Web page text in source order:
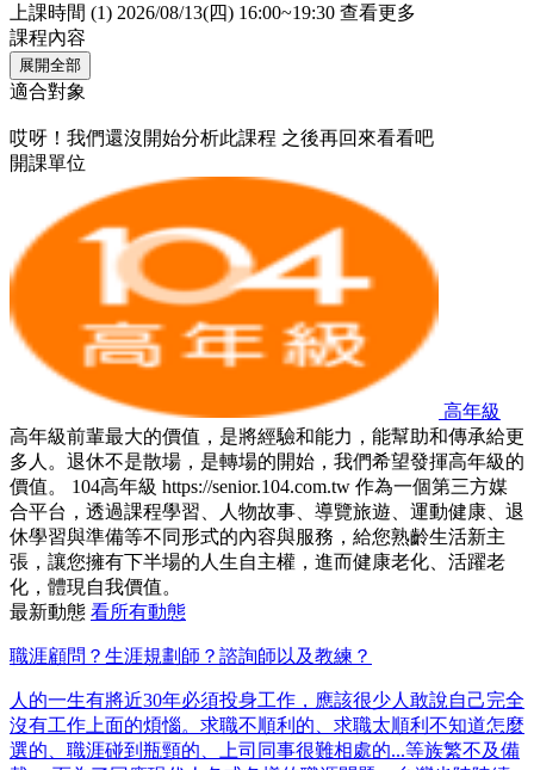
上課時間 (1) 2026/08/13(四) 16:00~19:30 查看更多
課程內容
展開全部
適合對象
哎呀！我們還沒開始分析此課程 之後再回來看看吧
開課單位
高年級
高年級前輩最大的價值，是將經驗和能力，能幫助和傳承給更
多人。退休不是散場，是轉場的開始，我們希望發揮高年級的
價值。 104高年級 https://senior.104.com.tw 作為一個第三方媒
合平台，透過課程學習、人物故事、導覽旅遊、運動健康、退
休學習與準備等不同形式的內容與服務，給您熟齡生活新主
張，讓您擁有下半場的人生自主權，進而健康老化、活躍老
化，體現自我價值。
最新動態 看所有動態
職涯顧問？生涯規劃師？諮詢師以及教練？
人的一生有將近30年必須投身工作，應該很少人敢說自己完全
沒有工作上面的煩惱。求職不順利的、求職太順利不知道怎麼
選的、職涯碰到瓶頸的、上司同事很難相處的...等族繁不及備